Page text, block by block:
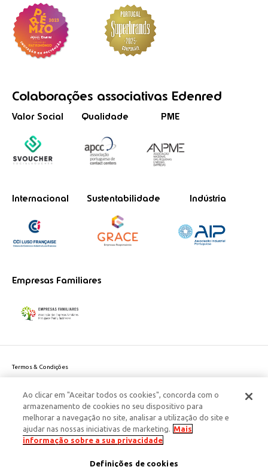
Colaborações associativas Edenred
Valor Social Qualidade PME
Internacional Sustentabilidade Indústria
Empresas Familiares
Termos & Condições
Politica de Cookies
Política de Privacidade Dados Pessoais
Acessibilidade
Responsabilidade Social Corporativa
Este site é protegido pelo reCAPTCHA e aplicam-se a
Ao clicar em "Aceitar todos os cookies", concorda com o
armazenamento de cookies no seu dispositivo para
melhorar a navegação no site, analisar a utilização do site e
ajudar nas nossas iniciativas de marketing. Mais
informação sobre a sua privacidade
Definições de cookies